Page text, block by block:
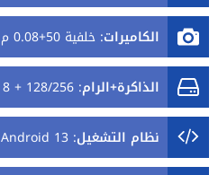
الكاميرات: خلفية 50+0.08 م.ب/ امامية 8 م.ب.
الذاكرة+الرام: 128/256 + 8 جيجابايت
نظام التشغيل:
Android 13